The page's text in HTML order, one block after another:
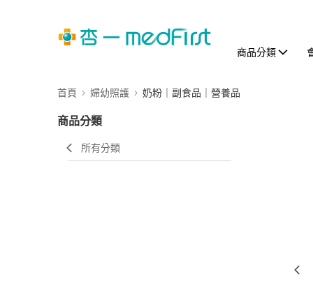
商品分類
首頁 婦幼照護 奶粉｜副食品｜營養品
商品分類
所有分類